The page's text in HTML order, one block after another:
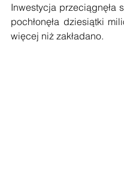
Inwestycja przeciągnęła
pochłonęła dziesiątki
więcej niż zakładano.